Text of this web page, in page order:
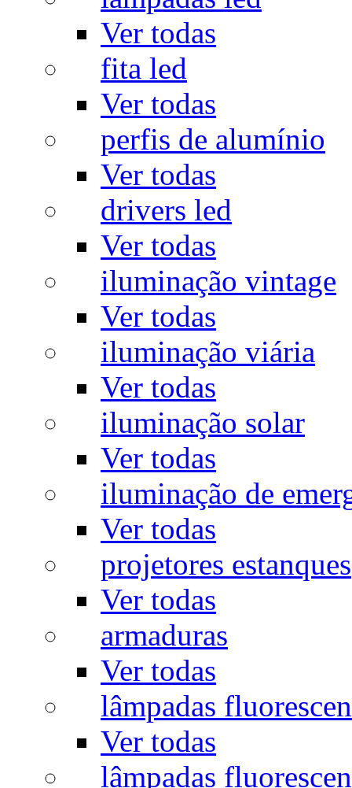
Ver todas
fita led
Ver todas
perfis de alumínio
Ver todas
drivers led
Ver todas
iluminação vintage
Ver todas
iluminação viária
Ver todas
iluminação solar
Ver todas
iluminação de
Ver todas
projetores estanques
Ver todas
armaduras
Ver todas
lâmpadas
Ver todas
lâmpadas